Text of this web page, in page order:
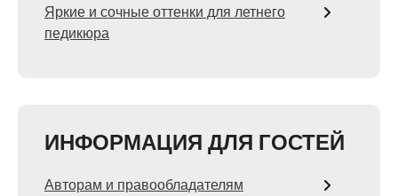
Яркие и сочные оттенки для летнего
педикюра
ИНФОРМАЦИЯ ДЛЯ ГОСТЕЙ
Авторам и правообладателям